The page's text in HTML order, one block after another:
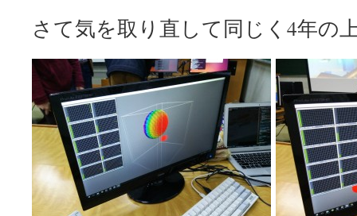
さて気を取り直して同じく4年の